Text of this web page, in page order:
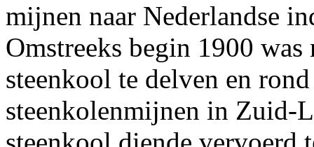
mijnen naar Nederlandse
Omstreeks begin 1900
steenkool te delven en
steenkolenmijnen in Zuid-